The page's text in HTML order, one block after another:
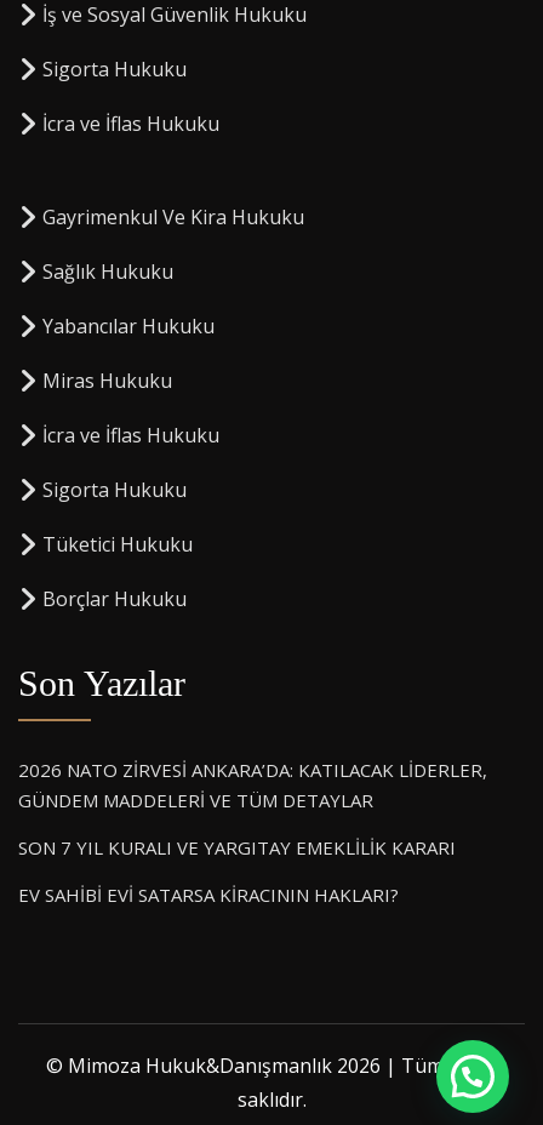
İş ve Sosyal Güvenlik Hukuku
Sigorta Hukuku
⁠İcra ve İflas Hukuku
Gayrimenkul Ve Kira Hukuku
Sağlık Hukuku
Yabancılar Hukuku
Miras Hukuku
⁠İcra ve İflas Hukuku
Sigorta Hukuku
⁠Tüketici Hukuku
⁠Borçlar Hukuku
Son Yazılar
2026 NATO ZİRVESİ ANKARA’DA: KATILACAK LİDERLER,
GÜNDEM MADDELERİ VE TÜM DETAYLAR
SON 7 YIL KURALI VE YARGITAY EMEKLİLİK KARARI
EV SAHİBİ EVİ SATARSA KİRACININ HAKLARI?
© Mimoza Hukuk&Danışmanlık 2026 | Tüm hakkı
saklıdır.